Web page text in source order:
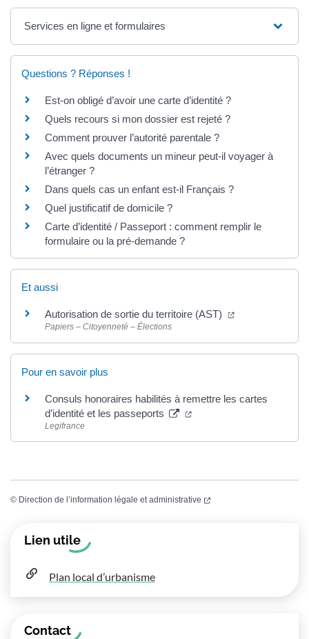
Services en ligne et formulaires
Questions ? Réponses !
Est-on obligé d’avoir une carte d’identité ?
Quels recours si mon dossier est rejeté ?
Comment prouver l’autorité parentale ?
Avec quels documents un mineur peut-il voyager à
l’étranger ?
Dans quels cas un enfant est-il Français ?
Quel justificatif de domicile ?
Carte d’identité / Passeport : comment remplir le
formulaire ou la pré-demande ?
Et aussi
Autorisation de sortie du territoire (AST) (ouverture dans
Papiers – Citoyenneté – Élections
Pour en savoir plus
Consuls honoraires habilités à remettre les cartes
d’identité et les passeports
(ouverture dans un
Legifrance
© Direction de l’information légale et administrative (ouverture dans un
Informations complémentaires
Lien utile
Plan local d’urbanisme
Contact